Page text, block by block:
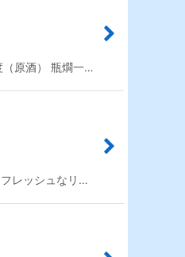
原酒） 瓶燗一…
ッシュなリ…